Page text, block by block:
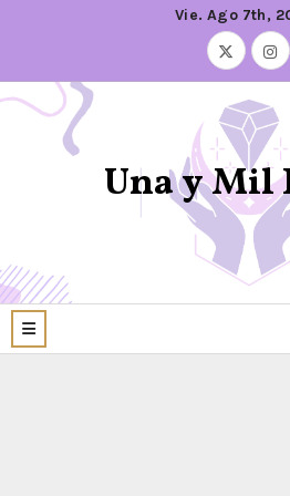
Vie. Ago 7th,
Una y Mil